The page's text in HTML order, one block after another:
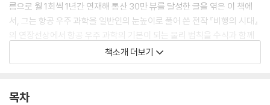
름으로 월 1회씩 1년간 연재해 통산 30만 뷰를 달성한 글을 엮은 이 책에
서, 그는 항공 우주 과학을 일반인의 눈높이로 풀어 쓴 전작 『비행의 시대』
의 연장선상에서 항공 우주 과학의 기본이 되는 물리 법칙을 수식과 함께
설명한다. 수백 톤의 쇳덩이가 하늘에 뜨는, 현대인에게는 익숙하지만 사
실은 쉽게 믿기 힘든 이 위업 속에 숨겨진 수학과 물리학 원리를 명쾌하게
있다. 차근차근 내용을 정복해 나간다면 책의 부제인 ‘항공 우주 과학의 정
책소개 더보기
목차